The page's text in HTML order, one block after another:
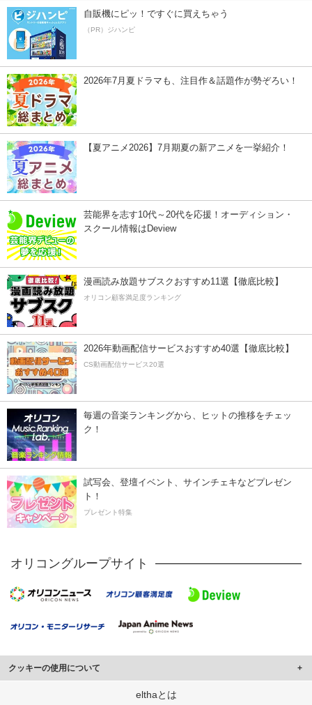
自販機にピッ！ですぐに買えちゃう
（PR）ジハンピ
2026年7月夏ドラマも、注目作＆話題作が勢ぞろい！
【夏アニメ2026】7月期夏の新アニメを一挙紹介！
芸能界を志す10代～20代を応援！オーディション・
スクール情報はDeview
漫画読み放題サブスクおすすめ11選【徹底比較】
オリコン顧客満足度ランキング
2026年動画配信サービスおすすめ40選【徹底比較】
CS動画配信サービス20選
毎週の音楽ランキングから、ヒットの推移をチェッ
ク！
試写会、登壇イベント、サインチェキなどプレゼン
ト！
プレゼント特集
オリコングループサイト
クッキーの使用について
このサイトでは Cookie を使用して、ユーザーに合わせたコンテンツや広告の
elthaとは